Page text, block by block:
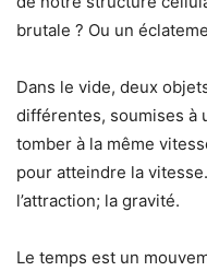
brutale ? Ou un
Dans le vide, deux
différentes, soumises à
tomber à la même
pour atteindre la
l’attraction; la gravité.
Le temps est un